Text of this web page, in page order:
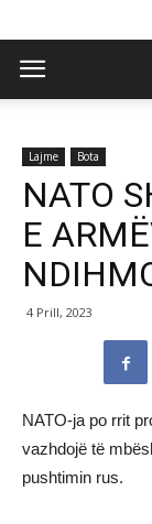
Lajme Bota
NATO
E
4 Prill, 2023
NATO-ja po rrit
vazhdojë të
pushtimin rus.